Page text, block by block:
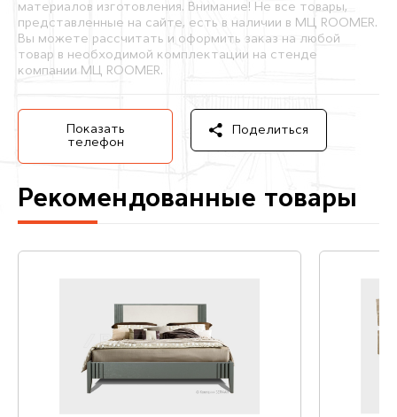
материалов изготовления. Внимание! Не все товары,
представленные на сайте, есть в наличии в МЦ ROOMER.
Вы можете рассчитать и оформить заказ на любой
товар в необходимой комплектации на стенде
компании МЦ ROOMER.
Показать
телефон
Поделиться
Рекомендованные товары